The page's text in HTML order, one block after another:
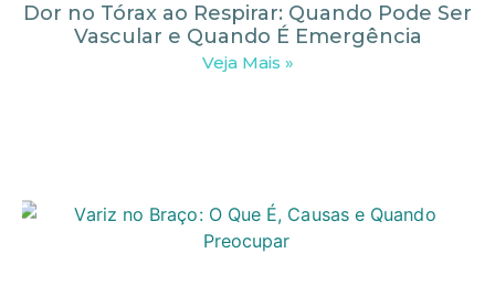
Dor no Tórax ao Respirar: Quando Pode Ser
Vascular e Quando É Emergência
Veja Mais »